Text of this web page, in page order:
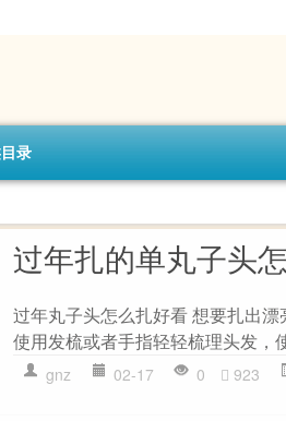
录
过年扎的单丸子头
过年丸子头怎么扎好看 想要扎出
使用发梳或者手指轻轻梳理头发，
gnz 02-17 0 923